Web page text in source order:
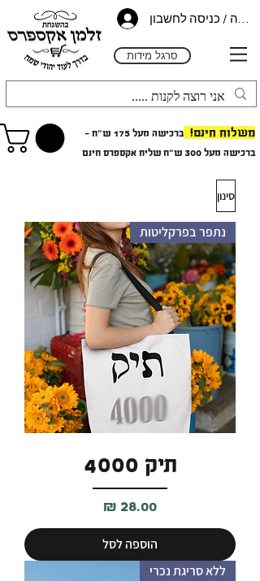
/ כניסה לחשבון
סרגל מידות
משלוח חינם!
ברכישה מעל 175 ש"ח -
ברכישה מעל 300 ש"ח שליח אקספרס חינם
סינון
נתפר בפרקליטות
תיק 4000
מחיר
הוספה לסל
ללא סריגת נכרי